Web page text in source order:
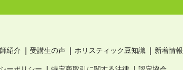
紹介 受講生の声 ホリスティック豆知識 新着情報